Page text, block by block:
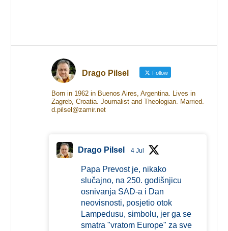
Drago Pilsel Follow
Born in 1962 in Buenos Aires, Argentina. Lives in
Zagreb, Croatia. Journalist and Theologian. Married.
d.pilsel@zamir.net
Drago Pilsel 4 Jul
Papa Prevost je, nikako
slučajno, na 250. godišnjicu
osnivanja SAD-a i Dan
neovisnosti, posjetio otok
Lampedusu, simbolu, jer ga se
smatra "vratom Europe" za sve